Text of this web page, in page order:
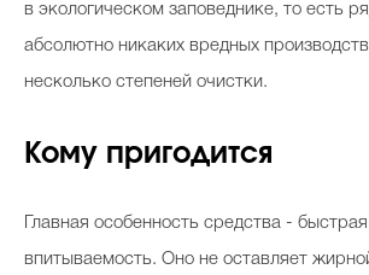
в экологическом заповеднике, то есть
абсолютно никаких вредных
несколько степеней очистки.
Кому пригодится
Главная особенность средства - быстрая
впитываемость. Оно не оставляет